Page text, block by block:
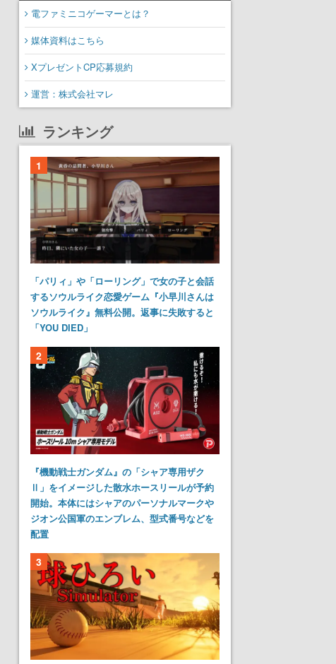
電ファミニコゲーマーとは？
媒体資料はこちら
XプレゼントCP応募規約
運営：株式会社マレ
ランキング
1
「パリィ」や「ローリング」で女の子と会話
するソウルライク恋愛ゲーム『小早川さんは
ソウルライク』無料公開。返事に失敗すると
「YOU DIED」
2
『機動戦士ガンダム』の「シャア専用ザク
Ⅱ」をイメージした散水ホースリールが予約
開始。本体にはシャアのパーソナルマークや
ジオン公国軍のエンブレム、型式番号などを
配置
3